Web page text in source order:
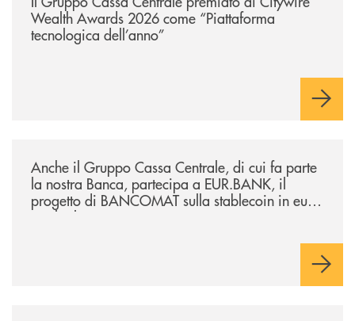
Wealth Awards 2026 come “Piattaforma
tecnologica dell’anno”
Anche il Gruppo Cassa Centrale, di cui fa parte
la nostra Banca, partecipa a EUR.BANK, il
progetto di BANCOMAT sulla stablecoin in euro
e sul relativo ecosistema